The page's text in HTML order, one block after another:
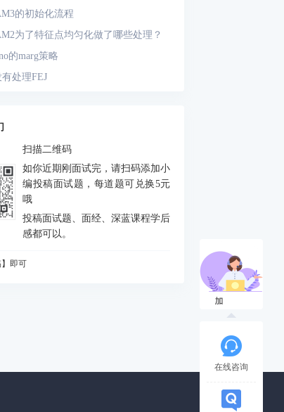
的初始化流程
为了特征点均匀化做了哪些处理？
的marg策略
处理FEJ
bias如何处理
程是什么？噪声模型是什么？
定位和建图分别有什么影响
否出现激光退化情况，为什么会出
决？
主要是为了防止哪个自由度由不可观
配准
对相机运动的要求
扫描二维码
如你近期刚面试完，请扫码添加小
编投稿面试题，每道题可兑换5元
哦
投稿面试题、面经、深蓝课程学后
感都可以。
即可
在线咨询